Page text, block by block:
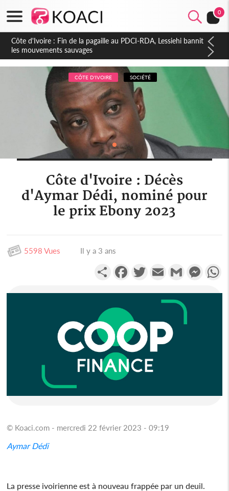
0
Côte d'Ivoire : Ouattara promet des sanctions contre les
déguerpissements illégaux
CÔTE D'IVOIRE SOCIÉTÉ
Côte d'Ivoire : Décès
d'Aymar Dédi, nominé pour
le prix Ebony 2023
5598 Vues Il y a 3 ans
PartagerFacebookTwitterEmail Gmail
© Koaci.com - mercredi 22 février 2023 - 09:19
Aymar Dédi
La presse ivoirienne est à nouveau frappée par un deuil.